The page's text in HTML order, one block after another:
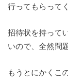
行ってもらって
招待状を持って
いので、全然問
もうとにかくこ